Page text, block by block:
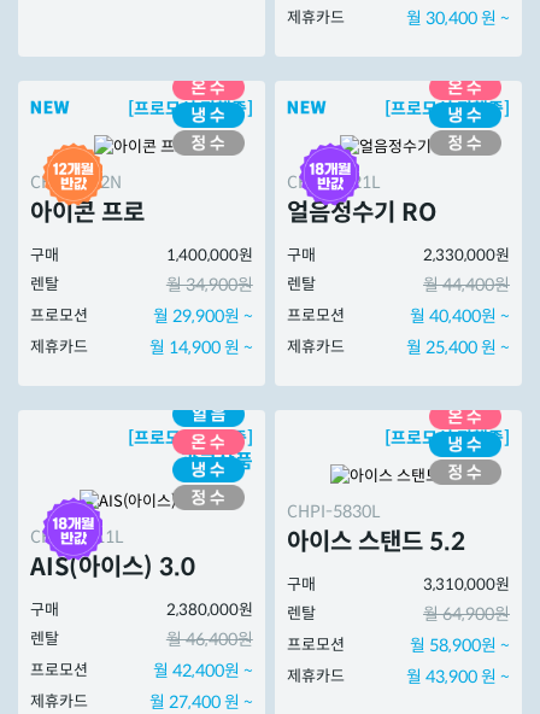
제휴카드 월 30,400 원 ~
[프로모션 진행중]
CHP-7212N
아이콘 프로
구매
1,400,000원
렌탈
월 34,900원
프로모션 월 29,900원 ~
제휴카드 월 14,900 원 ~
[프로모션 진행중]
CHPI-7521L
얼음정수기 RO
구매
2,330,000원
렌탈
월 44,400원
프로모션 월 40,400원 ~
제휴카드 월 25,400 원 ~
[프로모션 진행중]
광고상품
CHPI-7511L
AIS(아이스) 3.0
구매
2,380,000원
렌탈
월 46,400원
프로모션 월 42,400원 ~
제휴카드 월 27,400 원 ~
[프로모션 진행중]
CHPI-5830L
아이스 스탠드 5.2
구매
3,310,000원
렌탈
월 64,900원
프로모션 월 58,900원 ~
제휴카드 월 43,900 원 ~